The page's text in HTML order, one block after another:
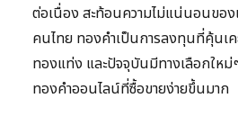
ต่อเนื่อง สะท้อนความไม่แน่นอนขอ
คนไทย ทองคำเป็นการลงทุนที่คุ้น
ทองแท่ง และปัจจุบันมีทางเลือกใหม่
ทองคำออนไลน์ที่ซื้อขายง่ายขึ้นมาก